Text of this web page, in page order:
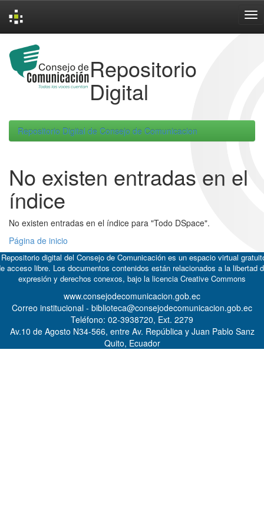
navigation
Repositorio
Digital
Repositorio Digital de Consejo de Comunicacion
No existen entradas en el
índice
No existen entradas en el índice para "Todo DSpace".
Página de inicio
digital del Consejo de Comunicación es un espacio virtual
acceso libre. Los documentos contenidos están relacionados a la libertad
expresión y derechos conexos, bajo la licencia Creative Commons
www.consejodecomunicacion.gob.ec
Correo institucional - biblioteca@consejodecomunicacion.gob.ec
Teléfono: 02-3938720, Ext. 2279
Av.10 de Agosto N34-566, entre Av. República y Juan Pablo Sanz
Quito, Ecuador